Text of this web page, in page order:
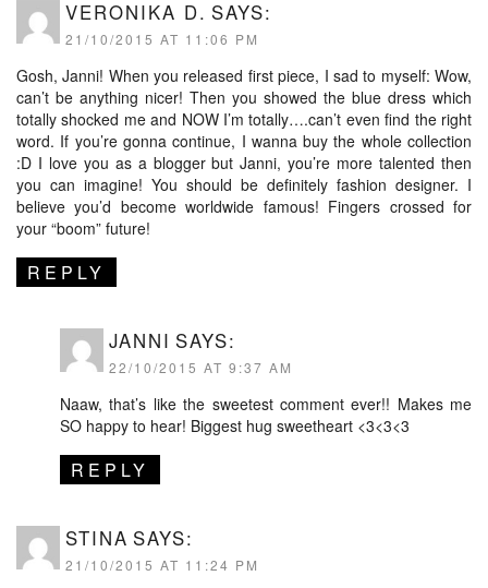
VERONIKA D. SAYS:
21/10/2015 AT 11:06 PM
Gosh, Janni! When you released first piece, I sad to myself: Wow,
can’t be anything nicer! Then you showed the blue dress which
totally shocked me and NOW I’m totally….can’t even find the right
word. If you’re gonna continue, I wanna buy the whole collection
:D I love you as a blogger but Janni, you’re more talented then
you can imagine! You should be definitely fashion designer. I
believe you’d become worldwide famous! Fingers crossed for
your “boom” future!
REPLY
JANNI SAYS:
22/10/2015 AT 9:37 AM
Naaw, that’s like the sweetest comment ever!! Makes me
SO happy to hear! Biggest hug sweetheart <3<3<3
REPLY
STINA SAYS:
21/10/2015 AT 11:24 PM